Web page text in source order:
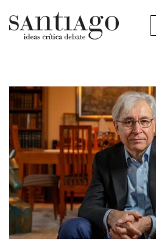
Actualidad
Archivo Cenfoto-UDP
Arquetipos de situación
Artes visuales
Ciencia
Cine y televisión
Ciudad
Cómics